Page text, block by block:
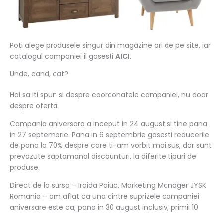
Poti alege produsele singur din magazine ori de pe site, iar
catalogul campaniei il gasesti AICI.
Unde, cand, cat?
Hai sa iti spun si despre coordonatele campaniei, nu doar
despre oferta.
Campania aniversara a inceput in 24 august si tine pana
in 27 septembrie. Pana in 6 septembrie gasesti reducerile
de pana la 70% despre care ti-am vorbit mai sus, dar sunt
prevazute saptamanal discounturi, la diferite tipuri de
produse.
Direct de la sursa – Iraida Paiuc, Marketing Manager JYSK
Romania – am aflat ca una dintre suprizele campaniei
aniversare este ca, pana in 30 august inclusiv, primii 10